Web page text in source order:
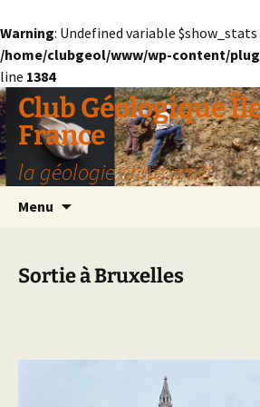
Warning: Undefined variable $show_stats
/home/clubgeol/www/wp-content/
line 1384
Aller
au
contenu
Club Géologique
France
la géologie entre amis
Menu
Sortie à Bruxelles